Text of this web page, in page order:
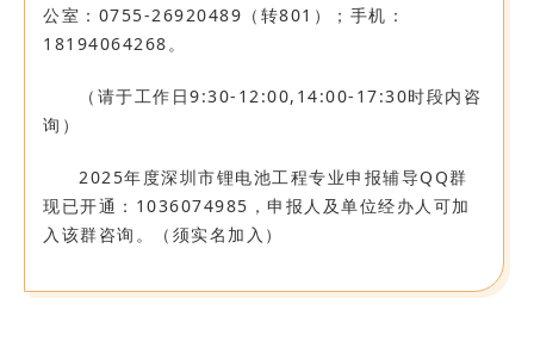
公室：0755-26920489（转801）；手机：
18194064268。
（请于工作日9:30-12:00,14:00-17:30时段内咨
询）
2025年度深圳市锂电池工程专业申报辅导QQ群
现已开通：1036074985，申报人及单位经办人可加
入该群咨询。（须实名加入）